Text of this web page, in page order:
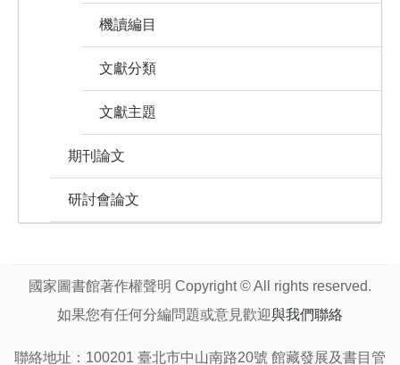
機讀編目
文獻分類
文獻主題
期刊論文
研討會論文
國家圖書館著作權聲明 Copyright © All rights reserved.
如果您有任何分編問題或意見歡迎與我們聯絡
聯絡地址：100201 臺北市中山南路20號 館藏發展及書目管